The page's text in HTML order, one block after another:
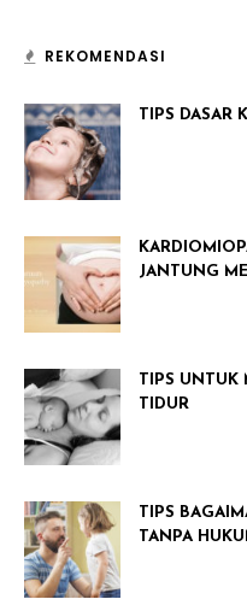
REKOMENDASI
TIPS DASAR
JANTUNG
TIPS UNTUK
TIDUR
TIPS
TANPA